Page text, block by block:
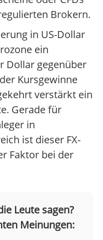
Brokern.
in US-Dollar
ein
Dollar gegenüber
Kursgewinne
verstärkt ein
Gerade für
in
ist dieser FX-
Faktor bei der
Leute sagen?
Meinungen: